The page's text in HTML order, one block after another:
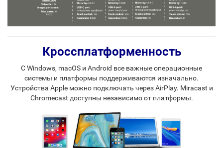
Кроссплатформенность
С Windows, macOS и Android все важные операционные
системы и платформы поддерживаются изначально.
Устройства Apple можно подключать через AirPlay. Miracast и
Chromecast доступны независимо от платформы.